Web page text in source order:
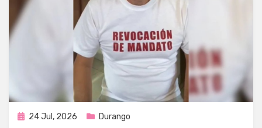
Publicada
24 Jul, 2026 Durango